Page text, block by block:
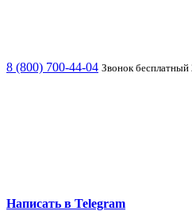
8 (800) 700-44-04 Звонок бесплатный
Написать в Telegram